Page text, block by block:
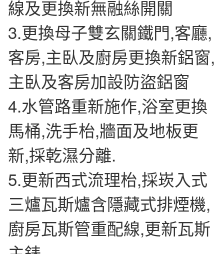
線及更換新無融絲開關
3.更換母子雙玄關鐵門,客廳,
客房,主臥及廚房更換新鋁窗,
主臥及客房加設防盜鋁窗
4.水管路重新施作,浴室更換
馬桶,洗手枱,牆面及地板更
新,採乾濕分離.
5.更新西式流理枱,採崁入式
三爐瓦斯爐含隱藏式排煙機,
廚房瓦斯管重配線,更新瓦斯